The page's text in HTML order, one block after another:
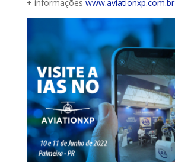
+ informações www.aviationxp.com.br